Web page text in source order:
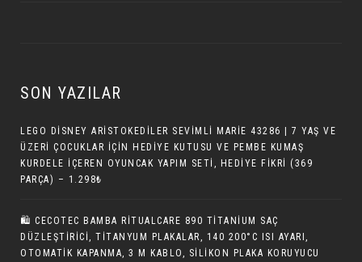
SON YAZILAR
LEGO DISNEY ARISTOKEDILER SEVIMLI MARIE 43286 | 7 YAŞ VE
ÜZERI ÇOCUKLAR IÇIN HEDIYE KUTUSU VE PEMBE KUMAŞ
KURDELE İÇEREN OYUNCAK YAPIM SETI, HEDIYE FIKRI (369
PARÇA) – 1.298₺
🛍️ CECOTEC BAMBA RITUALCARE 890 TITANIUM SAÇ
DÜZLEŞTIRICI, TITANYUM PLAKALAR, 140 200°C ISI AYARI,
OTOMATIK KAPANMA, 3 M KABLO, SILIKON PLAKA KORUYUCU